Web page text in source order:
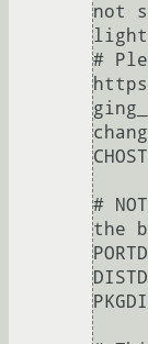
not
#
#
the